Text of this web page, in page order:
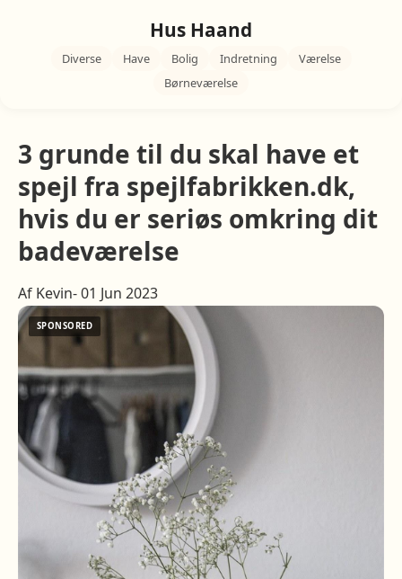
Hus Haand
Diverse Have Bolig Indretning
Værelse
Børneværelse
3 grunde til du skal have et
spejl fra spejlfabrikken.dk,
hvis du er seriøs omkring dit
badeværelse
Af Kevin- 01 Jun 2023